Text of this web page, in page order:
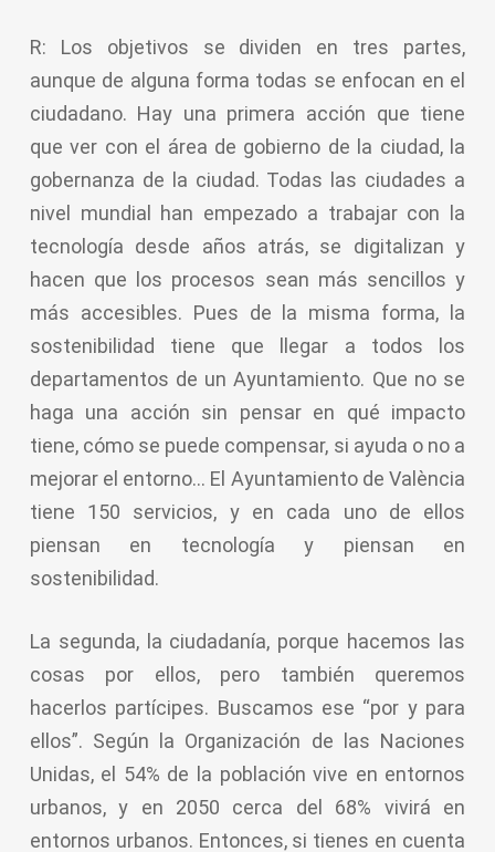
R: Los objetivos se dividen en tres partes,
aunque de alguna forma todas se enfocan en el
ciudadano. Hay una primera acción que tiene
que ver con el área de gobierno de la ciudad, la
gobernanza de la ciudad. Todas las ciudades a
nivel mundial han empezado a trabajar con la
tecnología desde años atrás, se digitalizan y
hacen que los procesos sean más sencillos y
más accesibles. Pues de la misma forma, la
sostenibilidad tiene que llegar a todos los
departamentos de un Ayuntamiento. Que no se
haga una acción sin pensar en qué impacto
tiene, cómo se puede compensar, si ayuda o no a
mejorar el entorno… El Ayuntamiento de València
tiene 150 servicios, y en cada uno de ellos
piensan en tecnología y piensan en
sostenibilidad.
La segunda, la ciudadanía, porque hacemos las
cosas por ellos, pero también queremos
hacerlos partícipes. Buscamos ese “por y para
ellos”. Según la Organización de las Naciones
Unidas, el 54% de la población vive en entornos
urbanos, y en 2050 cerca del 68% vivirá en
entornos urbanos. Entonces, si tienes en cuenta